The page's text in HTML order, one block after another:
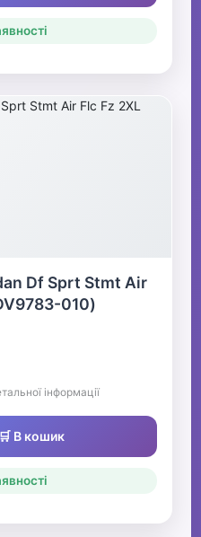
Df Sprt Stmt Air
010)
інформації
🛒 В кошик